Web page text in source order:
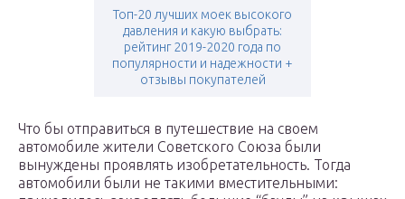
Топ-20 лучших моек высокого
давления и какую выбрать:
рейтинг 2019-2020 года по
популярности и надежности +
отзывы покупателей
Что бы отправиться в путешествие на своем
автомобиле жители Советского Союза были
вынуждены проявлять изобретательность. Тогда
автомобили были не такими вместительными: